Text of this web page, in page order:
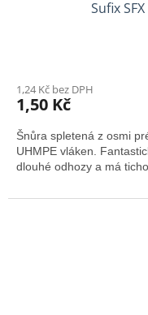
Sufix
1,24 Kč bez DPH
1,50 Kč
Šnůra spletená z osmi
UHMPE vláken.
dlouhé odhozy a má